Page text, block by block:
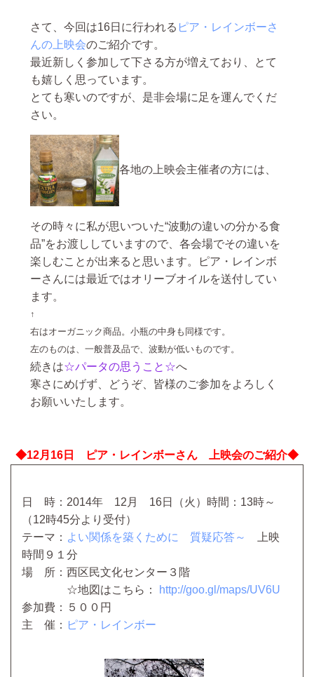
さて、今回は16日に行われる ピア・レインボーさ
んの上映会のご紹介です。
最近新しく参加して下さる方が増えており、とて
も嬉しく思っています。
とても寒いのですが、是非会場に足を運んでくだ
さい。
各地の上映会主催者の方には、
その時々に私が思いついた“波動の違いの分かる食
品”をお渡ししていますので、各会場でその違いを
楽しむことが出来ると思います。ピア・レインボ
ーさんには最近ではオリーブオイルを送付してい
ます。
↑
右はオーガニック商品。小瓶の中身も同様です。
左のものは、一般普及品で、波動が低いものです。
続きは☆パータの思うこと☆へ
寒さにめげず、どうぞ、皆様のご参加をよろしく
お願いいたします。
◆12月16日 ピア・レインボーさん 上映会のご紹介◆
日 時：2014年 12月 16日（火）時間：13時～
（12時45分より受付）
テーマ： よい関係を築くために 質疑応答～
上映
時間９１分
場 所：西区民文化センター３階
☆地図はこちら：
http://goo.gl/maps/UV6U
参加費：５００円
主 催： ピア・レインボー